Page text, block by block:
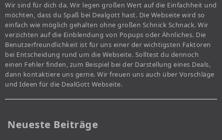
Wir sind für dich da. Wir legen großen Wert auf die Einfachheit und
möchten, dass du Spaß bei Dealgott hast. Die Webseite wird so
einfach wie möglich gehalten ohne großen Schnick Schnack. Wir
verzichten auf die Einblendung von Popups oder Ähnliches. Die
Benutzerfreundlichkeit ist für uns einer der wichtigsten Faktoren
bei Entscheidung rund um die Webseite. Solltest du dennoch
einen Fehler finden, zum Beispiel bei der Darstellung eines Deals,
dann kontaktiere uns gerne. Wir freuen uns auch über Vorschläge
und Ideen für die DealGott Webseite.
Neueste Beiträge